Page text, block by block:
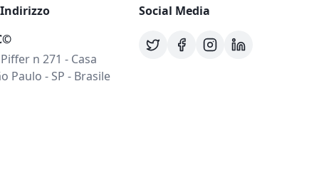
n 271 - Casa
Paulo - SP - Brasile
Social Media